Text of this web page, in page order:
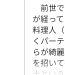
前世
が経っ
料理人
くパー
らが綺
を招い